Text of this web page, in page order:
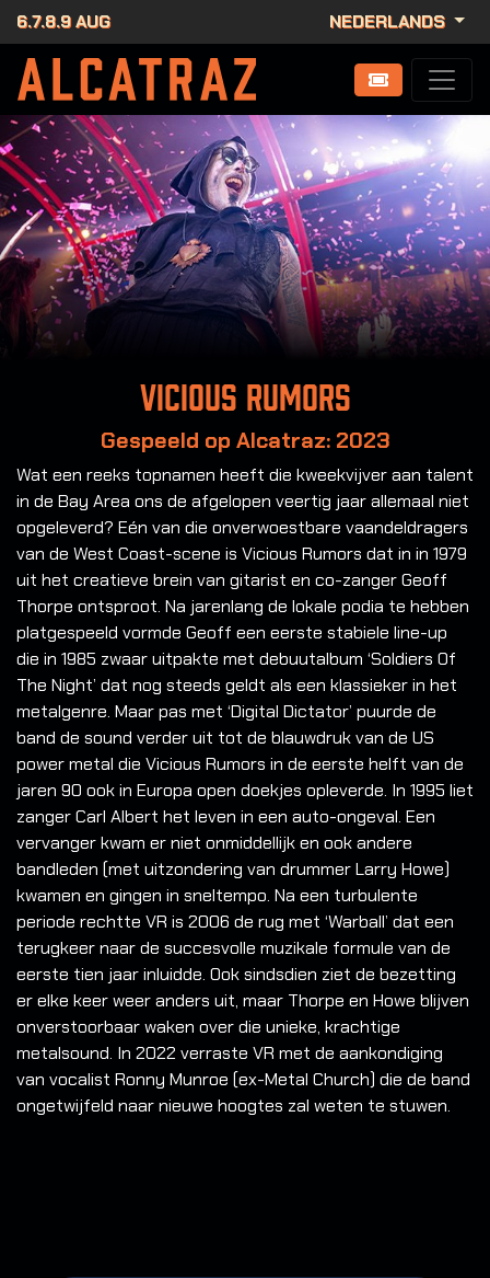
6.7.8.9 AUG NEDERLANDS
Vicious Rumors
Gespeeld op Alcatraz: 2023
Wat een reeks topnamen heeft die kweekvijver aan talent
in de Bay Area ons de afgelopen veertig jaar allemaal niet
opgeleverd? Eén van die onverwoestbare vaandeldragers
van de West Coast-scene is Vicious Rumors dat in in 1979
uit het creatieve brein van gitarist en co-zanger Geoff
Thorpe ontsproot. Na jarenlang de lokale podia te hebben
platgespeeld vormde Geoff een eerste stabiele line-up
die in 1985 zwaar uitpakte met debuutalbum ‘Soldiers Of
The Night’ dat nog steeds geldt als een klassieker in het
metalgenre. Maar pas met ‘Digital Dictator’ puurde de
band de sound verder uit tot de blauwdruk van de US
power metal die Vicious Rumors in de eerste helft van de
jaren 90 ook in Europa open doekjes opleverde. In 1995 liet
zanger Carl Albert het leven in een auto-ongeval. Een
vervanger kwam er niet onmiddellijk en ook andere
bandleden (met uitzondering van drummer Larry Howe)
kwamen en gingen in sneltempo. Na een turbulente
periode rechtte VR is 2006 de rug met ‘Warball’ dat een
terugkeer naar de succesvolle muzikale formule van de
eerste tien jaar inluidde. Ook sindsdien ziet de bezetting
er elke keer weer anders uit, maar Thorpe en Howe blijven
onverstoorbaar waken over die unieke, krachtige
metalsound. In 2022 verraste VR met de aankondiging
van vocalist Ronny Munroe (ex-Metal Church) die de band
ongetwijfeld naar nieuwe hoogtes zal weten te stuwen.